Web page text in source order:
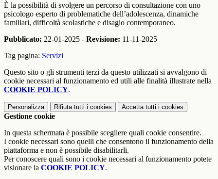
È la possibilità di svolgere un percorso di consultazione con uno
psicologo esperto di problematiche dell’adolescenza, dinamiche
familiari, difficoltà scolastiche e disagio contemporaneo.
Pubblicato: 22-01-2025 - Revisione: 11-11-2025
Tag pagina: Servizi
Questo sito o gli strumenti terzi da questo utilizzati si avvalgono di
cookie necessari al funzionamento ed utili alle finalità illustrate nella
COOKIE POLICY.
Personalizza Rifiuta tutti i cookies Accetta tutti i cookies
Gestione cookie
In questa schermata è possibile scegliere quali cookie consentire.
I cookie necessari sono quelli che consentono il funzionamento della
piattaforma e non è possibile disabilitarli.
Per conoscere quali sono i cookie necessari al funzionamento potete
visionare la COOKIE POLICY.